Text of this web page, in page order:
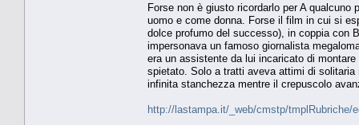
Forse non è giusto ricordarlo per A
uomo e come donna. Forse il film in cui si
dolce profumo del successo), in coppia con
impersonava un famoso giornalista
era un assistente da lui incaricato di
spietato. Solo a tratti aveva attimi di
infinita stanchezza mentre il crepuscolo
http://lastampa.it/_web/cmstp/tmplRubriche/